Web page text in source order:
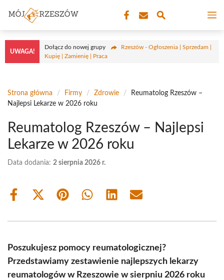
treści
UWAGA!
Dołącz do nowej grupy
Rzeszów - Ogłoszenia | Sprzedam |
Kupię | Zamienię | Praca
Strona główna / Firmy / Zdrowie /
Reumatolog Rzeszów –
Najlepsi Lekarze w 2026 roku
Reumatolog Rzeszów – Najlepsi
Lekarze w 2026 roku
Data dodania: 2 sierpnia 2026 r.
Share
Share
(Twitter)
Share Share Share Share
Poszukujesz pomocy reumatologicznej?
Przedstawiamy zestawienie najlepszych lekarzy
reumatologów w Rzeszowie w sierpniu 2026 roku